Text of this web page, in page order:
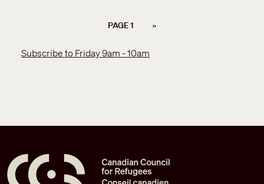
PAGE 1 NEXT PAGE
››
Subscribe to Friday 9am - 10am